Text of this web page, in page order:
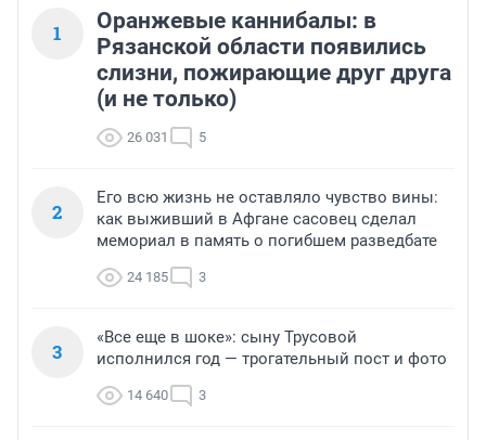
1
Оранжевые каннибалы: в
Рязанской области появились
слизни, пожирающие друг друга
(и не только)
26 031 5
2
Его всю жизнь не оставляло чувство вины:
как выживший в Афгане сасовец сделал
мемориал в память о погибшем разведбате
24 185 3
3
«Все еще в шоке»: сыну Трусовой
исполнился год — трогательный пост и фото
14 640 3